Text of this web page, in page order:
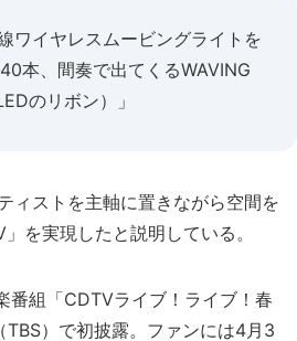
ワイヤレスムービングライトを
本、間奏で出てくるWAVING
のリボン）」
ィストを主軸に置きながら空間を
を実現したと説明している。
組「CDTVライブ！ライブ！春
）で初披露。ファンには4月3